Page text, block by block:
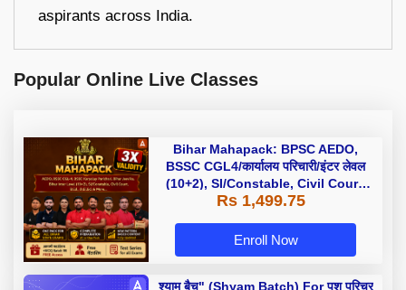
aspirants across India.
Popular Online Live Classes
Bihar Mahapack: BPSC AEDO,
BSSC CGL4/कार्यालय परिचारी/इंटर लेवल
(10+2), SI/Constable, Civil Court,
B.Ed. D.El.Ed. & More
Rs 1,499.75
Enroll Now
श्याम बैच" (Shyam Batch) For पशु परिचर